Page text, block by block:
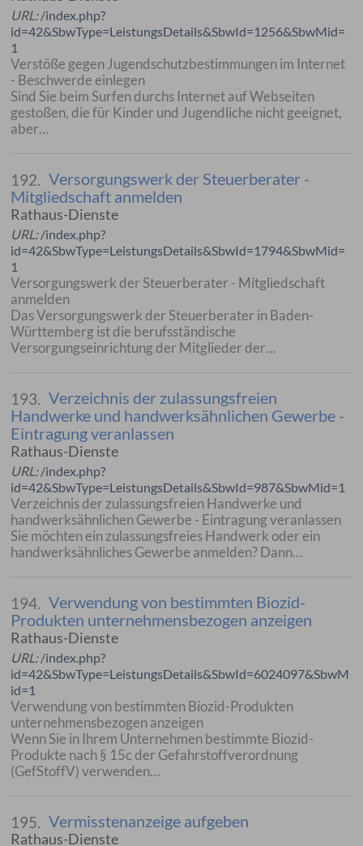
URL:/index.php?
id=42&SbwType=LeistungsDetails&SbwId=1256&SbwMid=
1
Verstöße gegen Jugendschutzbestimmungen im Internet
- Beschwerde einlegen
Sind Sie beim Surfen durchs Internet auf Webseiten
gestoßen, die für Kinder und Jugendliche nicht geeignet,
aber…
192. Versorgungswerk der Steuerberater -
Mitgliedschaft anmelden
Rathaus-Dienste
URL:/index.php?
id=42&SbwType=LeistungsDetails&SbwId=1794&SbwMid=
1
Versorgungswerk der Steuerberater - Mitgliedschaft
anmelden
Das Versorgungswerk der Steuerberater in Baden-
Württemberg ist die berufsständische
Versorgungseinrichtung der Mitglieder der…
193. Verzeichnis der zulassungsfreien
Handwerke und handwerksähnlichen Gewerbe -
Eintragung veranlassen
Rathaus-Dienste
URL:/index.php?
id=42&SbwType=LeistungsDetails&SbwId=987&SbwMid=1
Verzeichnis der zulassungsfreien Handwerke und
handwerksähnlichen Gewerbe - Eintragung veranlassen
Sie möchten ein zulassungsfreies Handwerk oder ein
handwerksähnliches Gewerbe anmelden? Dann…
194. Verwendung von bestimmten Biozid-
Produkten unternehmensbezogen anzeigen
Rathaus-Dienste
URL:/index.php?
id=42&SbwType=LeistungsDetails&SbwId=6024097&SbwM
id=1
Verwendung von bestimmten Biozid-Produkten
unternehmensbezogen anzeigen
Wenn Sie in Ihrem Unternehmen bestimmte Biozid-
Produkte nach § 15c der Gefahrstoffverordnung
(GefStoffV) verwenden…
195. Vermisstenanzeige aufgeben
Rathaus-Dienste